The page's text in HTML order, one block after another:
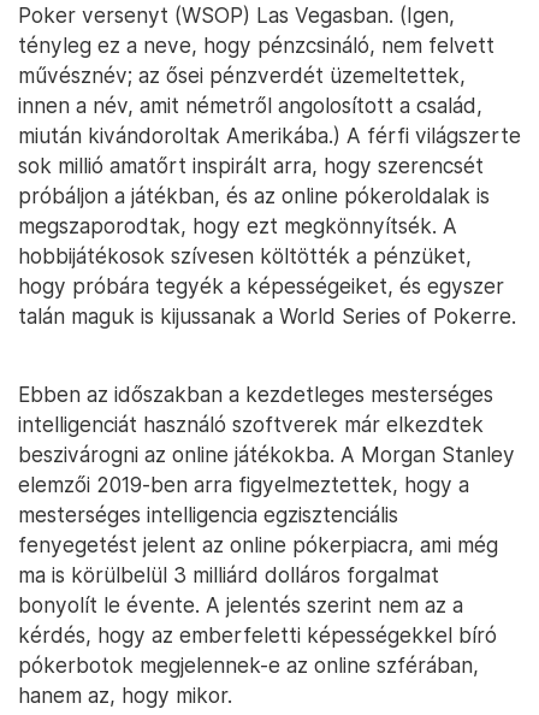
Poker versenyt (WSOP) Las Vegasban. (Igen,
tényleg ez a neve, hogy pénzcsináló, nem felvett
művésznév; az ősei pénzverdét üzemeltettek,
innen a név, amit németről angolosított a család,
miután kivándoroltak Amerikába.) A férfi világszerte
sok millió amatőrt inspirált arra, hogy szerencsét
próbáljon a játékban, és az online pókeroldalak is
megszaporodtak, hogy ezt megkönnyítsék. A
hobbijátékosok szívesen költötték a pénzüket,
hogy próbára tegyék a képességeiket, és egyszer
talán maguk is kijussanak a World Series of Pokerre.
Ebben az időszakban a kezdetleges mesterséges
intelligenciát használó szoftverek már elkezdtek
beszivárogni az online játékokba. A Morgan Stanley
elemzői 2019-ben arra figyelmeztettek, hogy a
mesterséges intelligencia egzisztenciális
fenyegetést jelent az online pókerpiacra, ami még
ma is körülbelül 3 milliárd dolláros forgalmat
bonyolít le évente. A jelentés szerint nem az a
kérdés, hogy az emberfeletti képességekkel bíró
pókerbotok megjelennek-e az online szférában,
hanem az, hogy mikor.